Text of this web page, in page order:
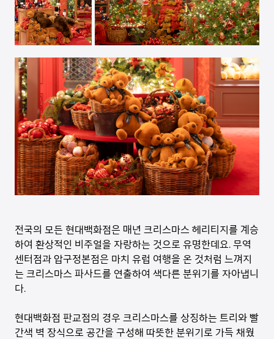
전국의 모든 현대백화점은 매년 크리스마스 헤리티지를 계승
하여 환상적인 비주얼을 자랑하는 것으로 유명한데요. 무역
센터점과 압구정본점은 마치 유럽 여행을 온 것처럼 느껴지
는 크리스마스 파사드를 연출하여 색다른 분위기를 자아냅니
다.
현대백화점 판교점의 경우 크리스마스를 상징하는 트리와 빨
간색 벽 장식으로 공간을 구성해 따뜻한 분위기로 가득 채웠